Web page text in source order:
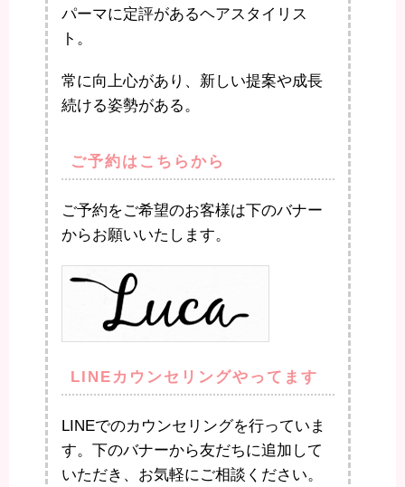
パーマに定評があるヘアスタイリス
ト。
常に向上心があり、新しい提案や成長
続ける姿勢がある。
ご予約はこちらから
ご予約をご希望のお客様は下のバナー
からお願いいたします。
LINEカウンセリングやってます
LINEでのカウンセリングを行っていま
す。下のバナーから友だちに追加して
いただき、お気軽にご相談ください。